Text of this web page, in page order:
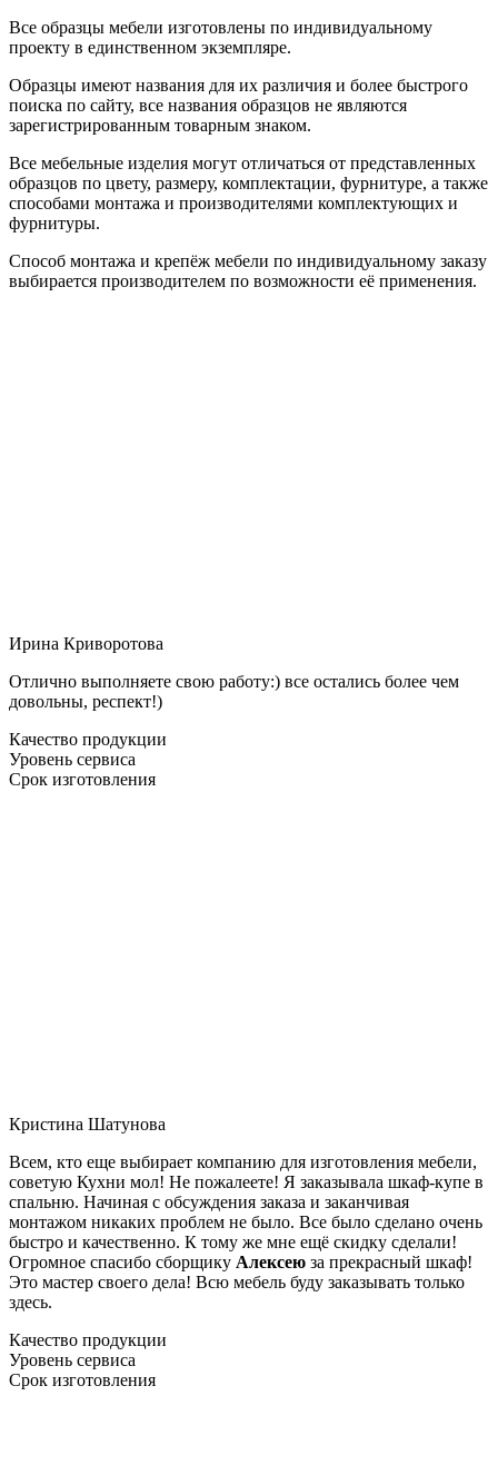
Все образцы мебели изготовлены по индивидуальному
проекту в единственном экземпляре.
Образцы имеют названия для их различия и более быстрого
поиска по сайту, все названия образцов не являются
зарегистрированным товарным знаком.
Все мебельные изделия могут отличаться от представленных
образцов по цвету, размеру, комплектации, фурнитуре, а также
способами монтажа и производителями комплектующих и
фурнитуры.
Способ монтажа и крепёж мебели по индивидуальному заказу
выбирается производителем по возможности её применения.
Ирина Криворотова
Отлично выполняете свою работу:) все остались более чем
довольны, респект!)
Качество продукции
Уровень сервиса
Срок изготовления
Кристина Шатунова
Всем, кто еще выбирает компанию для изготовления мебели,
советую Кухни мол! Не пожалеете! Я заказывала шкаф-купе в
спальню. Начиная с обсуждения заказа и заканчивая
монтажом никаких проблем не было. Все было сделано очень
быстро и качественно. К тому же мне ещё скидку сделали!
Огромное спасибо сборщику Алексею за прекрасный шкаф!
Это мастер своего дела! Всю мебель буду заказывать только
здесь.
Качество продукции
Уровень сервиса
Срок изготовления